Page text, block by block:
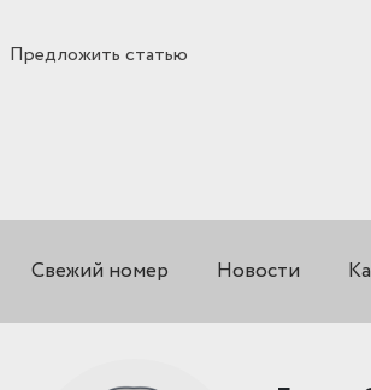
Предложить статью
Свежий номер Новости